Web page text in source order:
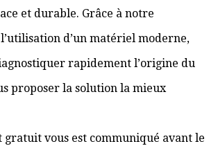
et durable. Grâce à notre
d’un matériel moderne,
rapidement l’origine du
proposer la solution la mieux
gratuit vous est communiqué avant le